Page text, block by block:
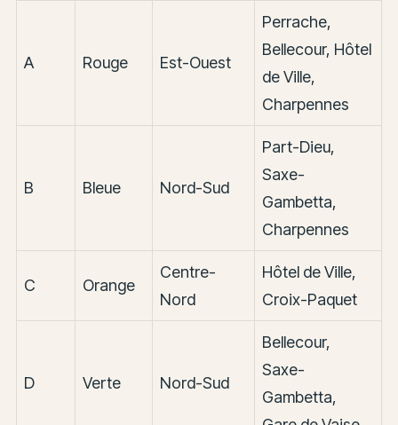
A Rouge Est-Ouest
Perrache,
Bellecour, Hôtel
de Ville,
Charpennes
B Bleue Nord-Sud
Part-Dieu,
Saxe-
Gambetta,
Charpennes
C Orange
Centre-
Nord
Hôtel de Ville,
Croix-Paquet
D Verte Nord-Sud
Bellecour,
Saxe-
Gambetta,